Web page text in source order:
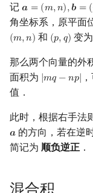
记 𝒂 = (𝑚,𝑛),𝒃 = (
a=(m,n),b=(p q)
角坐标系，原平面
(𝑚,𝑛)
(m,n) 和 (𝑝,𝑞)
(p, q) 变为
那么两个向量的外
面积为 |𝑚𝑞−𝑛𝑝|
|mq −np|
值．
此时，根据右手法
𝒂
a 的方向，若在逆
简记为 顺负逆正 ．
混合积